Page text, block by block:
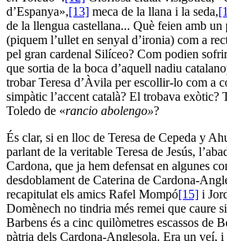
d’Espanya»,[13] meca de la llana i la seda,
de la llengua castellana... Què feien amb un
(piquem l’ullet en senyal d’ironia) com a
pel gran cardenal Silíceo? Com podien
que sortia de la boca d’aquell nadiu
trobar Teresa d’Àvila per escollir-lo com a
simpàtic l’accent català? El trobava exòtic?
Toledo de «rancio abolengo»?
És clar, si en lloc de Teresa de Cepeda y
parlant de la veritable Teresa de Jesús,
Cardona, que ja hem defensat en algunes
desdoblament de Caterina de Cardona-
recapitulat els amics Rafel Mompó[15] i
Domènech no tindria més remei que caure
Barbens és a cinc quilòmetres escassos de
pàtria dels Cardona-Anglesola. Era un veí, i